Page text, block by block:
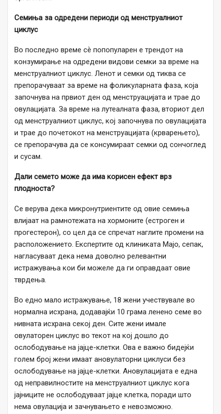
Семиња за одредени периоди од менструалниот
циклус
Во последно време сѐ попопуларен е трендот на
конзумирање на одредени видови семки за време на
менструалниот циклус. Ленот и семки од тиква се
препорачуваат за време на фоликуларната фаза, која
започнува на првиот ден од менструацијата и трае до
овулацијата. За време на лутеалната фаза, вториот дел
од менструалниот циклус, кој започнува по овулацијата
и трае до почетокот на менструацијата (крварењето),
се препорачува да се консумираат семки од сончоглед
и сусам.
Дали семето може да има корисен ефект врз
плодноста?
Се верува дека микронутриентите од овие семиња
влијаат на рамнотежата на хормоните (естроген и
прогестерон), со цел да се спречат наглите промени на
расположението. Експертите од клиниката Мајо, сепак,
нагласуваат дека нема доволно релевантни
истражувања кои би можеле да ги оправдаат овие
тврдења.
Во едно мало истражување, 18 жени учествувале во
нормална исхрана, додавајќи 10 грама ленено семе во
нивната исхрана секој ден. Сите жени имале
овулаторен циклус во текот на кој дошло до
ослободување на јајце-клетки. Ова е важно бидејќи
голем број жени имаат ановулаторни циклуси без
ослободување на јајце-клетки. Ановулацијата е една
од неправилностите на менструалниот циклус кога
јајниците не ослободуваат јајце клетка, поради што
нема овулација и зачнувањето е невозможно.